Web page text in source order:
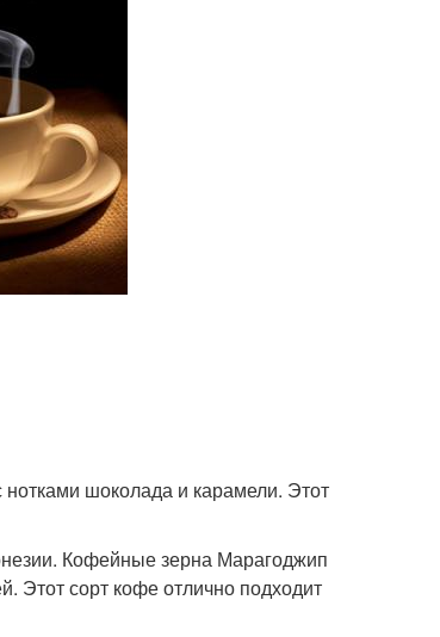
шоколада и карамели. Этот
Кофейные зерна Марагоджип
Этот сорт кофе отлично подходит